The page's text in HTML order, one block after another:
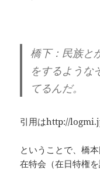
橋下：民族と
をするような
てるんだ。
引用はhttp://
ということで、橋
在特会（在日特権